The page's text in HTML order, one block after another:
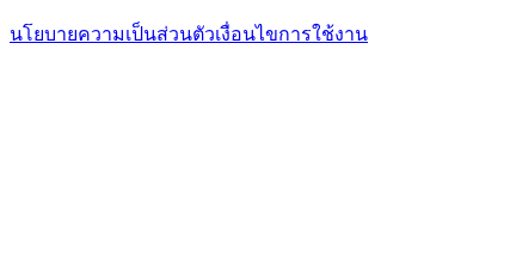
นโยบายความเป็นส่วนตัวเงื่อนไขการใช้งาน